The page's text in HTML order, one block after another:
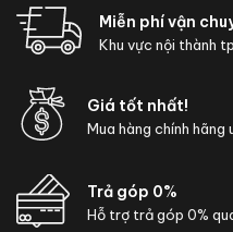
Miễn phí vận
Khu vực nội thành
Giá tốt nhất!
Mua hàng chính
Trả góp 0%
Hỗ trợ trả góp 0%